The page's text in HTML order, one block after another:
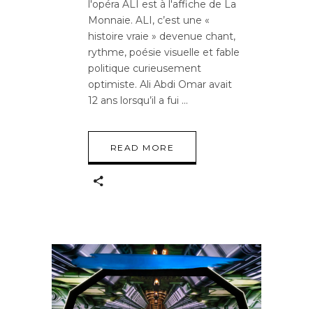
l'opéra ALI est à l'affiche de La
Monnaie. ALI, c’est une «
histoire vraie » devenue chant,
rythme, poésie visuelle et fable
politique curieusement
optimiste. Ali Abdi Omar avait
12 ans lorsqu’il a fui
READ MORE